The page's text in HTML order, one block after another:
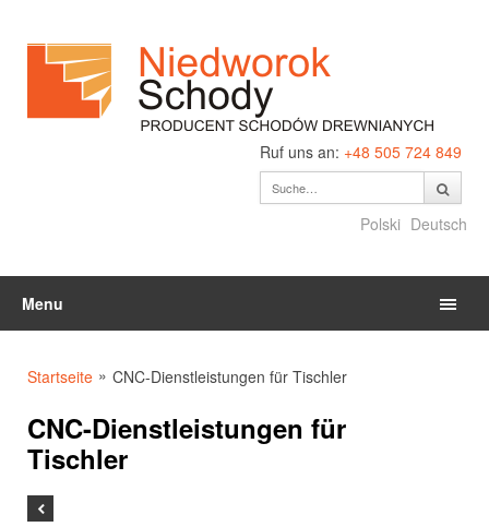
Ruf uns an: +48 505 724 849
Polski Deutsch
Menu
Startseite » CNC-Dienstleistungen für Tischler
CNC-Dienstleistungen für
Tischler